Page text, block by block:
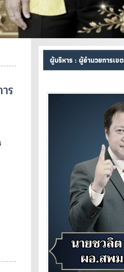
ร
ผู้บริหาร : ผู้อำนวยการเขต